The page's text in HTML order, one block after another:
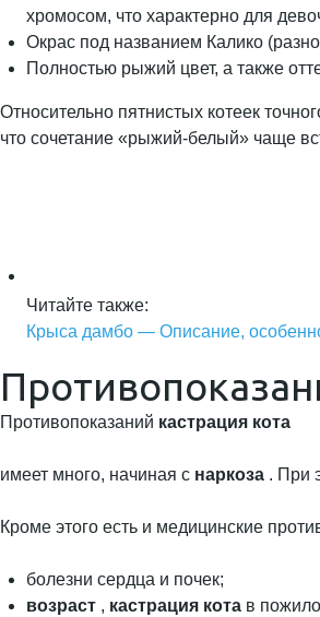
хромосом, что характерно для
Окрас под названием Калико
Полностью рыжий цвет, а также
Относительно пятнистых котеек
что сочетание «рыжий-белый» чаще
Читайте также:
Крыса дамбо — Описание,
Противопоказаний кастрация кота
имеет много, начиная с наркоза . При
Кроме этого есть и медицинские
болезни сердца и почек;
возраст , кастрация кота в